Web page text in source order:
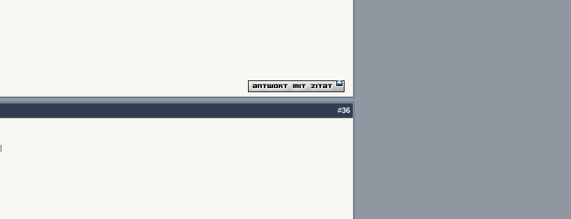
#36